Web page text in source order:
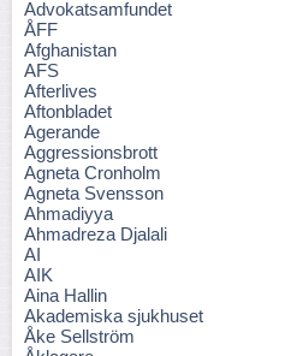
Advokatsamfundet
ÅFF
Afghanistan
AFS
Afterlives
Aftonbladet
Agerande
Aggressionsbrott
Agneta Cronholm
Agneta Svensson
Ahmadiyya
Ahmadreza Djalali
AI
AIK
Aina Hallin
Akademiska sjukhuset
Åke Sellström